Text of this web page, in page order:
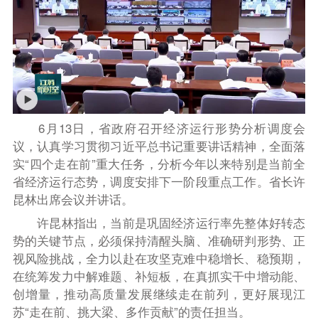
6月13日，省政府召开经济运行形势分析调度会
议，认真学习贯彻习近平总书记重要讲话精神，全面落
实“四个走在前”重大任务，分析今年以来特别是当前全
省经济运行态势，调度安排下一阶段重点工作。省长许
昆林出席会议并讲话。
许昆林指出，当前是巩固经济运行率先整体好转态
势的关键节点，必须保持清醒头脑、准确研判形势、正
视风险挑战，全力以赴在攻坚克难中稳增长、稳预期，
在统筹发力中解难题、补短板，在真抓实干中增动能、
创增量，推动高质量发展继续走在前列，更好展现江
苏“走在前、挑大梁、多作贡献”的责任担当。